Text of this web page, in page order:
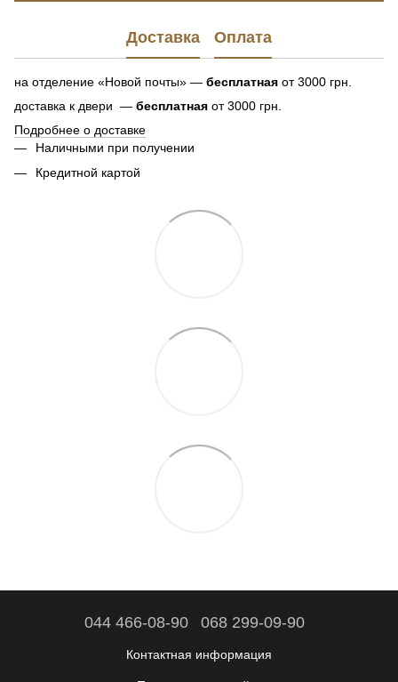
Доставка Оплата
на отделение «Новой почты» — бесплатная от 3000 грн.
доставка к двери — бесплатная от 3000 грн.
Подробнее о доставке
Наличными при получении
Кредитной картой
044 466-08-90 068 299-09-90
Контактная информация